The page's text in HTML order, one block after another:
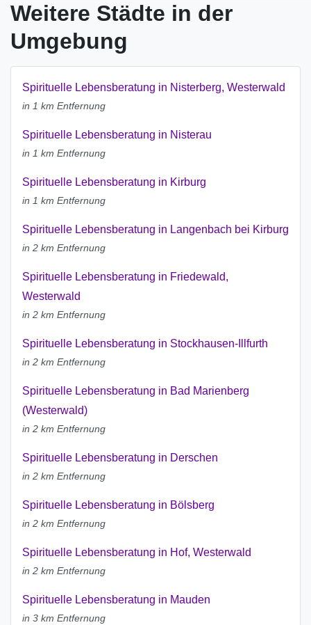
Weitere Städte in der
Umgebung
Spirituelle Lebensberatung in Nisterberg, Westerwald
in 1 km Entfernung
Spirituelle Lebensberatung in Nisterau
in 1 km Entfernung
Spirituelle Lebensberatung in Kirburg
in 1 km Entfernung
Spirituelle Lebensberatung in Langenbach bei Kirburg
in 2 km Entfernung
Spirituelle Lebensberatung in Friedewald,
Westerwald
in 2 km Entfernung
Spirituelle Lebensberatung in Stockhausen-Illfurth
in 2 km Entfernung
Spirituelle Lebensberatung in Bad Marienberg
(Westerwald)
in 2 km Entfernung
Spirituelle Lebensberatung in Derschen
in 2 km Entfernung
Spirituelle Lebensberatung in Bölsberg
in 2 km Entfernung
Spirituelle Lebensberatung in Hof, Westerwald
in 2 km Entfernung
Spirituelle Lebensberatung in Mauden
in 3 km Entfernung